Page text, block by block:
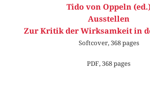
Tido von Oppeln
Ausstellen
Zur Kritik der Wirksamkeit in
Softcover, 368 pages
PDF, 368 pages